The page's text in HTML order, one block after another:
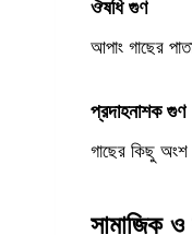
ঔষধি গুণ
আপাং গাছের
প্রদাহনাশক গুণ
গাছের কিছু অংশ
সামাজিক